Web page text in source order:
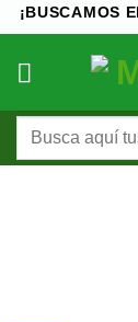
Saltar
al
contenido
¡BUSCAMOS
Buscar